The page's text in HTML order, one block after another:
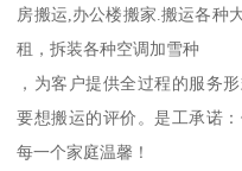
房搬运,办公楼搬家.搬运各种
租，拆装各种空调加雪种
，为客户提供全过程的服务
要想搬运的评价。是工承诺
每一个家庭温馨！